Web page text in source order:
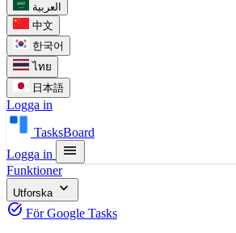
العربية
中文
한국어
ไทย
日本語
Logga in
TasksBoard
Logga in
menu
Funktioner
Utforska expand_more
task_alt För Google Tasks